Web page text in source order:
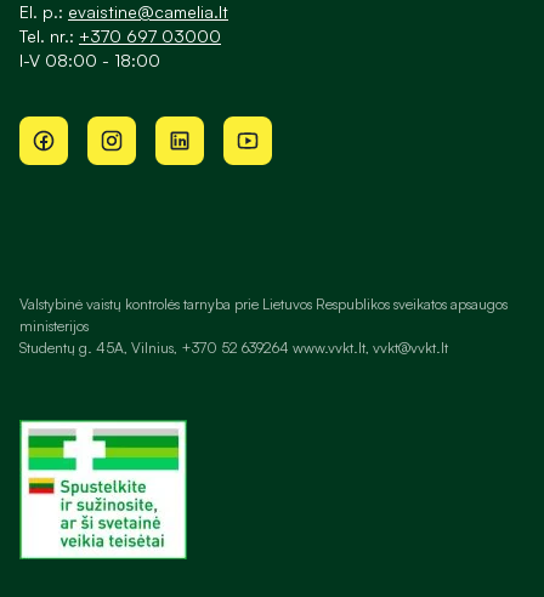
El. p.: evaistine@camelia.lt
Tel. nr.: +370 697 03000
I-V 08:00 - 18:00
Valstybinė vaistų kontrolės tarnyba prie Lietuvos Respublikos sveikatos apsaugos
ministerijos
Studentų g. 45A, Vilnius, +370 52 639264 www.vvkt.lt, vvkt@vvkt.lt